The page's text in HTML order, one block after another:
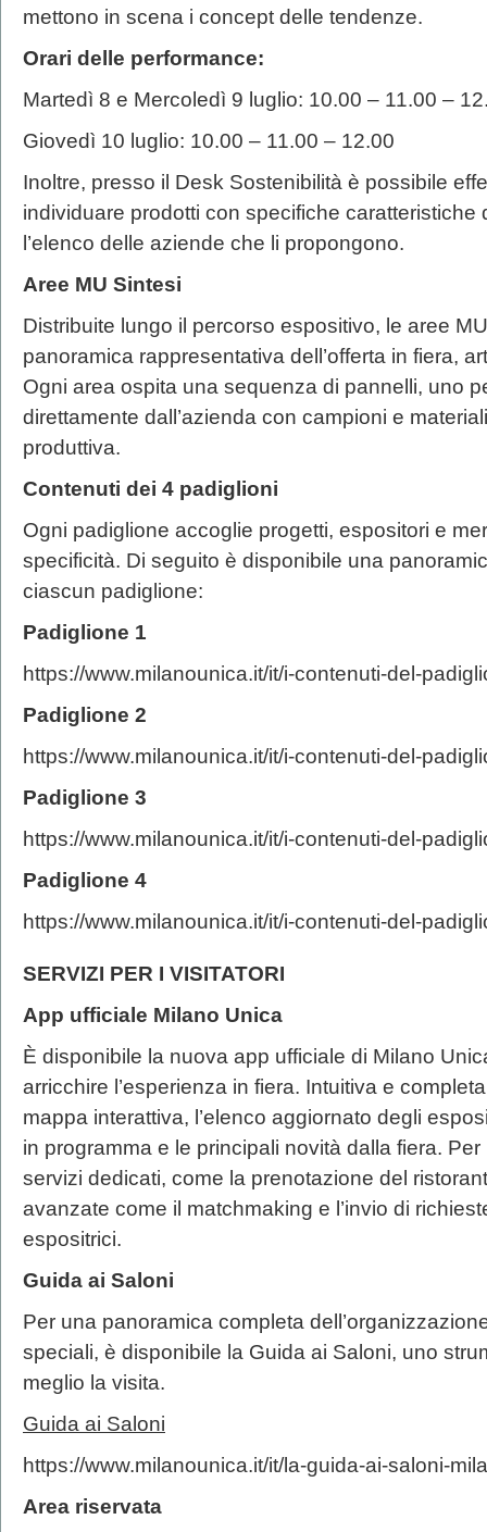
mettono in scena i concept delle tendenze.
Orari delle performance:
Martedì 8 e Mercoledì 9 luglio: 10.00 – 11.00 –
Giovedì 10 luglio: 10.00 – 11.00 – 12.00
Inoltre, presso il Desk Sostenibilità è possibile
individuare prodotti con specifiche caratteristiche
l’elenco delle aziende che li propongono.
Aree MU Sintesi
Distribuite lungo il percorso espositivo, le aree
panoramica rappresentativa dell’offerta in fiera,
Ogni area ospita una sequenza di pannelli, uno
direttamente dall’azienda con campioni e
produttiva.
Contenuti dei 4 padiglioni
Ogni padiglione accoglie progetti, espositori e
specificità. Di seguito è disponibile una
ciascun padiglione:
Padiglione 1
https://www.milanounica.it/it/i-contenuti-del-
Padiglione 2
https://www.milanounica.it/it/i-contenuti-del-
Padiglione 3
https://www.milanounica.it/it/i-contenuti-del-
Padiglione 4
https://www.milanounica.it/it/i-contenuti-del-
SERVIZI PER I VISITATORI
App ufficiale Milano Unica
È disponibile la nuova app ufficiale di Milano
arricchire l’esperienza in fiera. Intuitiva e
mappa interattiva, l’elenco aggiornato degli
in programma e le principali novità dalla fiera.
servizi dedicati, come la prenotazione del
avanzate come il matchmaking e l’invio di
espositrici.
Guida ai Saloni
Per una panoramica completa
speciali, è disponibile la Guida ai Saloni, uno
meglio la visita.
Guida ai Saloni
https://www.milanounica.it/it/la-guida-ai-saloni-
Area riservata